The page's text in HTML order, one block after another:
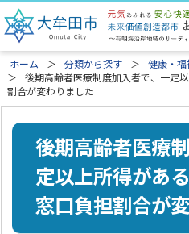
ホーム 分類から探す 健康・
後期高齢者医療制度加入者で、一定
割合が変わりました
後期高齢者医療
定以上所得があ
窓口負担割合が